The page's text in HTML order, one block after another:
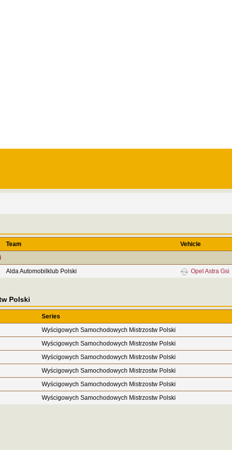
Team
Vehicle
Alda Automobilklub Polski Opel Astra Gsi
Polski
Series
Wyścigowych Samochodowych Mistrzostw Polski
Wyścigowych Samochodowych Mistrzostw Polski
Wyścigowych Samochodowych Mistrzostw Polski
Wyścigowych Samochodowych Mistrzostw Polski
Wyścigowych Samochodowych Mistrzostw Polski
Wyścigowych Samochodowych Mistrzostw Polski